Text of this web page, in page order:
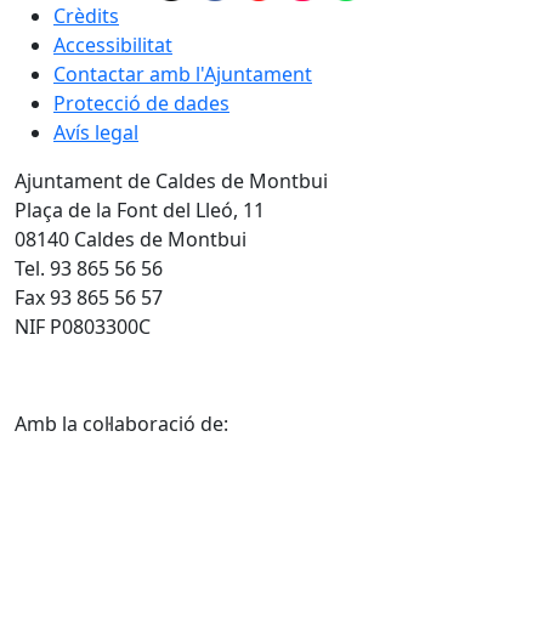
Crèdits
Accessibilitat
Contactar amb l'Ajuntament
Protecció de dades
Avís legal
Ajuntament de Caldes de Montbui
Plaça de la Font del Lleó, 11
08140 Caldes de Montbui
Tel. 93 865 56 56
Fax 93 865 56 57
NIF P0803300C
Amb la col·laboració de: